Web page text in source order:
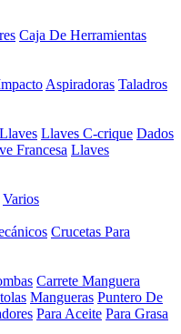
Caja De Herramientas
Aspiradoras Taladros
Llaves Llaves C-crique Dados
Francesa Llaves
Varios
Crucetas Para
Carrete Manguera
Mangueras Puntero De
Para Aceite Para Grasa